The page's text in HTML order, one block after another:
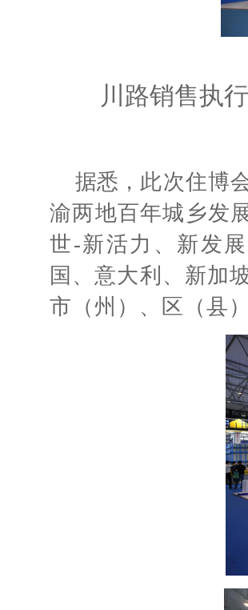
川路销售执
据悉， 此次住博
渝两地百年城乡发
世-新活力、新发
国、意大利、新加
市（州）、区（县